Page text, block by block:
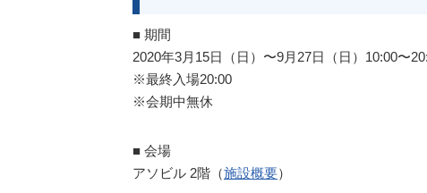
■ 期間
2020年3月15日（日）〜9月27日（日）10:00〜
※最終入場20:00
※会期中無休
■ 会場
アソビル 2階（施設概要）